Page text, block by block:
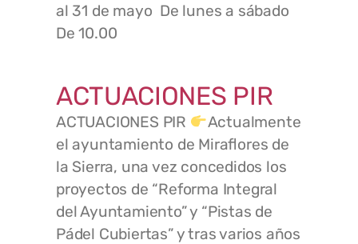
al 31 de mayo De lunes a sábado
De 10.00
ACTUACIONES PIR
ACTUACIONES PIR
Actualmente
el ayuntamiento de Miraflores de
la Sierra, una vez concedidos los
proyectos de “Reforma Integral
del Ayuntamiento” y “Pistas de
Pádel Cubiertas” y tras varios años